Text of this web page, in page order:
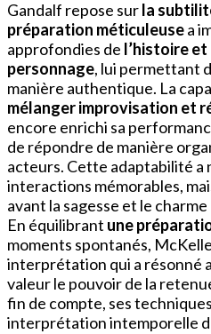
Gandalf repose surla
préparation méticuleusea
approfondies de l’histoire
personnage, lui permettant
manière authentique. La
mélanger improvisation et
encore enrichi sa
de répondre de manière
acteurs. Cette adaptabilité a
interactions mémorables,
avant la sagesse et le
En équilibrant une
moments spontanés,
interprétation qui a résonné
valeur le pouvoir de la
fin de compte, ses
interprétation intemporelle